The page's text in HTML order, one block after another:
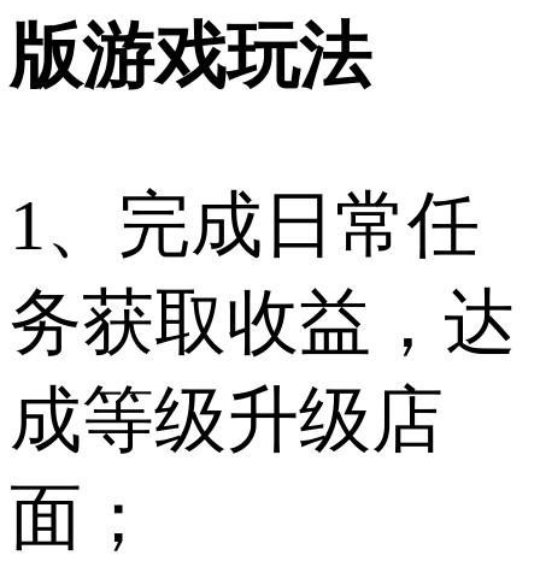
版游戏玩法
1、完成日常任
务获取收益，达
成等级升级店
面；